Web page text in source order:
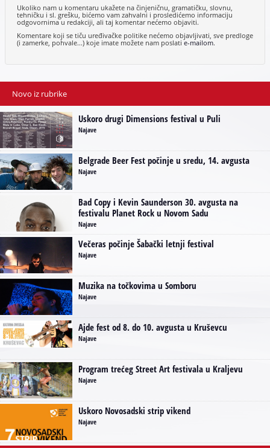
Ukoliko nam u komentaru ukažete na činjeničnu, gramatičku, slovnu,
tehničku i sl. grešku, bićemo vam zahvalni i prosledićemo informaciju
odgovornima u redakciji, ali taj komentar nećemo objaviti.
Komentare koji se tiču uređivačke politike nećemo objavljivati, sve predloge
(i zamerke, pohvale...) koje imate možete nam poslatie-mailom.
Novo iz rubrike
Uskoro drugi Dimensions festival u Puli
Najave
Belgrade Beer Fest počinje u sredu, 14. avgusta
Najave
Bad Copy i Kevin Saunderson 30. avgusta na
festivalu Planet Rock u Novom Sadu
Najave
Večeras počinje Šabački letnji festival
Najave
Muzika na točkovima u Somboru
Najave
Ajde fest od 8. do 10. avgusta u Kruševcu
Najave
Program trećeg Street Art festivala u Kraljevu
Najave
Uskoro Novosadski strip vikend
Najave